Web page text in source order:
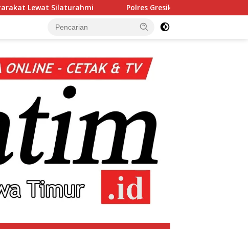
Polres Gresik Amankan Dua Tersangka Edarkan Sabu